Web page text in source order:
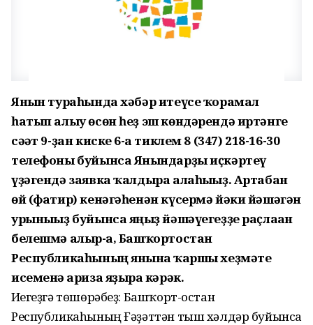
Янғын тураһында хәбәр итеүсе ҡорамал
һатып алыу өсөн һеҙ эш көндәрендә иртәнге
сәғәт 9-ҙан киске 6-ға тиклем 8 (347) 218-16-30
телефоны буйынса Янғындарҙы иҫкәртеү
үҙәгендә заявка ҡалдыра алаһығыҙ. Артабан
өй (фатир) кенәгәһенән күсермә йәки йәшәгән
урынығыҙ буйынса яңғыҙ йәшәүегеҙҙе раҫлаған
белешмә алыр-ға, Башҡортостан
Республикаһының янғынға ҡаршы хеҙмәте
исеменә ғариза яҙырға кәрәк.
Иҫегеҙгә төшөрәбеҙ: Башҡорт-остан
Республикаһының Ғәҙәттән тыш хәлдәр буйынса